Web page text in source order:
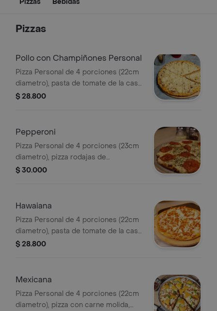
Pizzas
Pollo con Champiñones Personal
Pizza Personal de 4 porciones (22cm
diametro), pasta de tomate de la casa,
pollo desmechado, champiñon, queso
$ 28.800
Pepperoni
Pizza Personal de 4 porciones (23cm
diametro), pizza rodajas de
pepperoni, oregano, queso doble
$ 30.000
Hawaiana
Pizza Personal de 4 porciones (22cm
diametro), pasta de tomate de la casa,
jamón ahumado, piña acaramelada,
$ 28.800
Mexicana
Pizza Personal de 4 porciones (22cm
diametro), pizza con carne molida,